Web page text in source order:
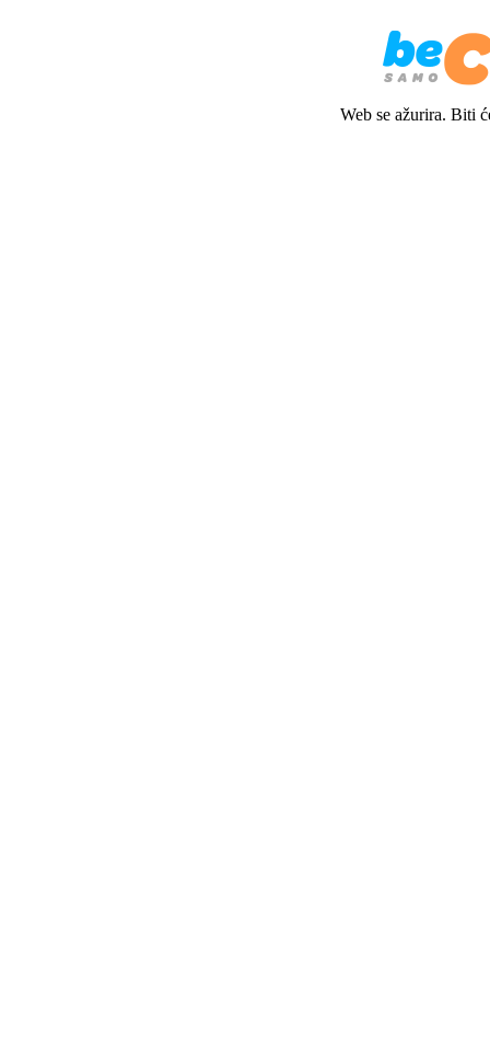
Web se ažurira. Biti